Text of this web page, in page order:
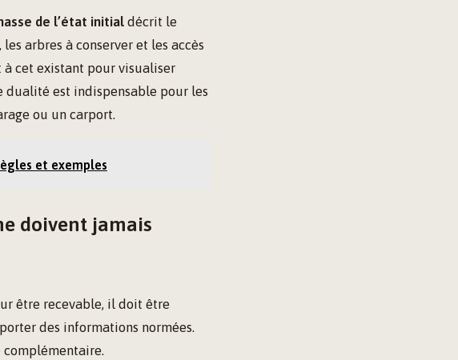
de l’état initial décrit le
arbres à conserver et les accès
cet existant pour visualiser
dualité est indispensable pour les
ou un carport.
et exemples
doivent jamais
être recevable, il doit être
des informations normées.
complémentaire.